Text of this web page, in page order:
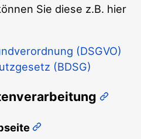
Sie diese z.B. hier
(DSGVO)
(BDSG)